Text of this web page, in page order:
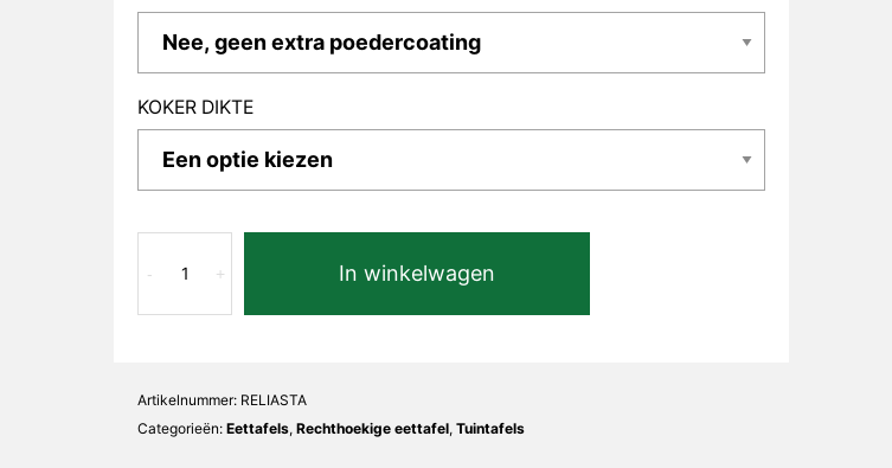
KOKER DIKTE
Lia
+
- In winkelwagen
Artikelnummer: RELIASTA
Categorieën: Eettafels, Rechthoekige eettafel,Tuintafels